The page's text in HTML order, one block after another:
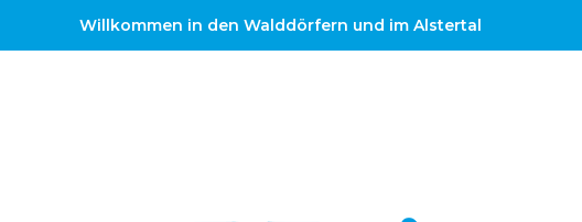
Willkommen in den Walddörfern und im Alstertal